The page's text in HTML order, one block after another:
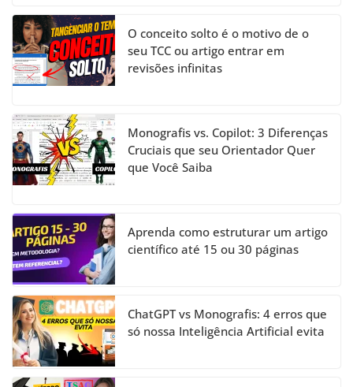
O conceito solto é o motivo de o
seu TCC ou artigo entrar em
revisões infinitas
Monografis vs. Copilot: 3 Diferenças
Cruciais que seu Orientador Quer
que Você Saiba
Aprenda como estruturar um artigo
científico até 15 ou 30 páginas
ChatGPT vs Monografis: 4 erros que
só nossa Inteligência Artificial evita